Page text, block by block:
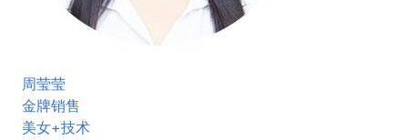
周莹莹
金牌销售
美女+技术